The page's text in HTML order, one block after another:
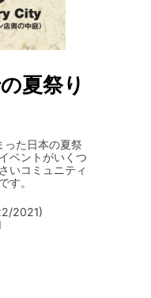
夏祭り
た日本の夏祭
ベントがいくつ
いコミュニティ
す。
2021)